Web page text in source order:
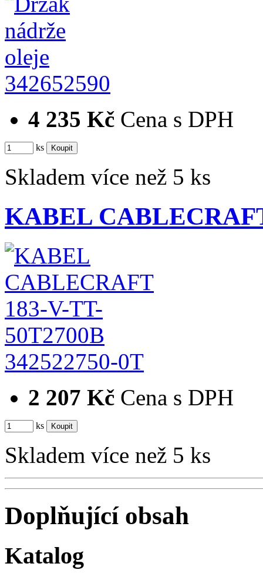
342652590
4 235 Kč Cena s DPH
ks
Skladem více než 5 ks
KABEL
342522750-0T
2 207 Kč Cena s DPH
ks
Skladem více než 5 ks
Doplňující obsah
Katalog